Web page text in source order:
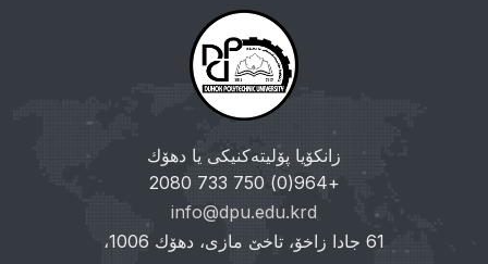
زانکۆیا پۆلیتەکنیکی یا دهۆك
+964(0) 750 733 2080
info@dpu.edu.krd
61 جادا زاخۆ، تاخێ مازی، دهۆك 1006،